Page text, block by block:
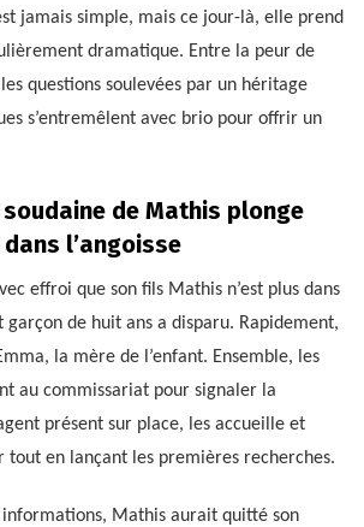
jamais simple, mais ce jour-là, elle prend
dramatique. Entre la peur de
questions soulevées par un héritage
s’entremêlent avec brio pour offrir un
de Mathis plonge
l’angoisse
effroi que son fils Mathis n’est plus dans
garçon de huit ans a disparu. Rapidement,
la mère de l’enfant. Ensemble, les
au commissariat pour signaler la
présent sur place, les accueille et
tout en lançant les premières recherches.
informations, Mathis aurait quitté son